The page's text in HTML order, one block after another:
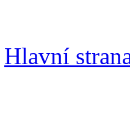
Hlavní